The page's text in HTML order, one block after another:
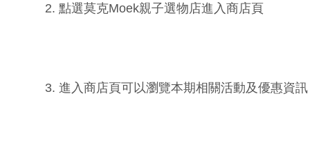
2. 點選莫克Moek親子選物店進入商店頁
3. 進入商店頁可以瀏覽本期相關活動及優惠資訊